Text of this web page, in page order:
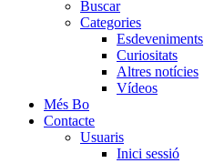
Buscar
Categories
Esdeveniments
Curiositats
Altres notícies
Vídeos
Més Bo
Contacte
Usuaris
Inici sessió